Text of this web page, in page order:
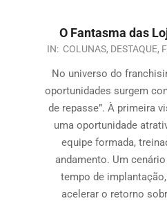
O Fantasma das
IN: COLUNAS, DESTAQUE,
No universo do
oportunidades surgem
de repasse”. À primeira
uma oportunidade
equipe formada,
andamento. Um
tempo de
acelerar o retorno